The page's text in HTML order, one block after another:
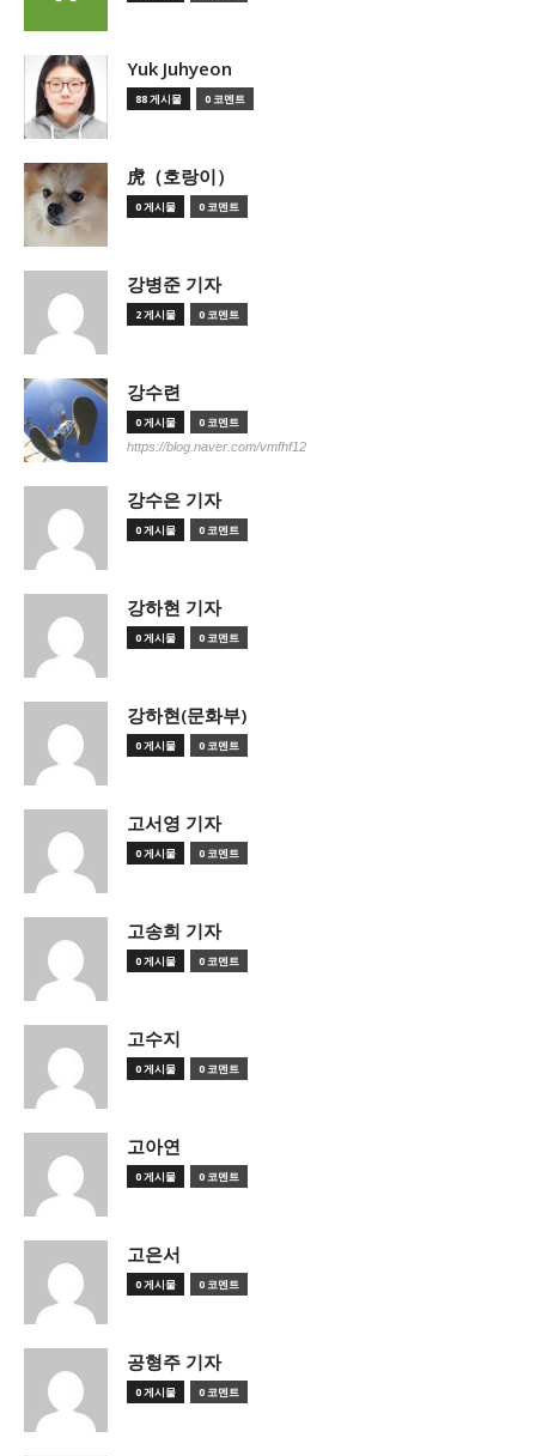
Yuk Juhyeon
88 게시물 0 코멘트
虎（호랑이）
0 게시물 0 코멘트
강병준 기자
2 게시물 0 코멘트
강수련
0 게시물 0 코멘트
https://blog.naver.com/vmfhf12
강수은 기자
0 게시물 0 코멘트
강하현 기자
0 게시물 0 코멘트
강하현(문화부)
0 게시물 0 코멘트
고서영 기자
0 게시물 0 코멘트
고송희 기자
0 게시물 0 코멘트
고수지
0 게시물 0 코멘트
고아연
0 게시물 0 코멘트
고은서
0 게시물 0 코멘트
공형주 기자
0 게시물 0 코멘트